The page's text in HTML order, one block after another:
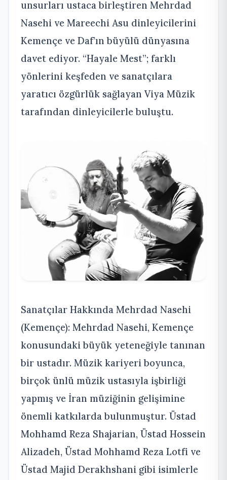
unsurları ustaca birleştiren Mehrdad
Nasehi ve Mareechi Asu dinleyicilerini
Kemençe ve Daf’ın büyülü dünyasına
davet ediyor. “Hayale Mest”; farklı
yönlerini keşfeden ve sanatçılara
yaratıcı özgürlük sağlayan Viya Müzik
tarafından dinleyicilerle buluştu.
Sanatçılar Hakkında Mehrdad Nasehi
(Kemençe): Mehrdad Nasehi, Kemençe
konusundaki büyük yeteneğiyle tanınan
bir ustadır. Müzik kariyeri boyunca,
birçok ünlü müzik ustasıyla işbirliği
yapmış ve İran müziğinin gelişimine
önemli katkılarda bulunmuştur. Üstad
Mohhamd Reza Shajarian, Üstad Hossein
Alizadeh, Üstad Mohhamd Reza Lotfi ve
Üstad Majid Derakhshani gibi isimlerle